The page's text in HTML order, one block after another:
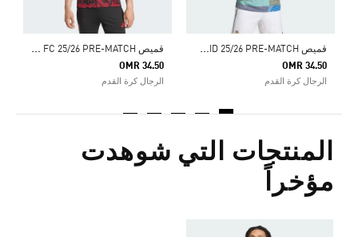
ق
ميص REAL MADRID 25/26 PRE-MATCH
OMR 34.50
الرجال كرة القدم
ق
ميص LIVERPOOL FC 25/26 PRE-MATCH
OMR 34.50
الرجال كرة القدم
المنتجات التي شوهدت
مؤخراً